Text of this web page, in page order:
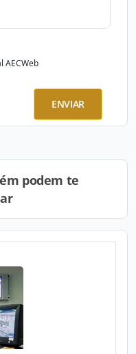
AECWeb
ENVIAR
podem te